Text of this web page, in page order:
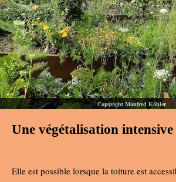
Copyright Manfred Köhler
Une végétalisation intensive
Elle est possible lorsque la toiture est